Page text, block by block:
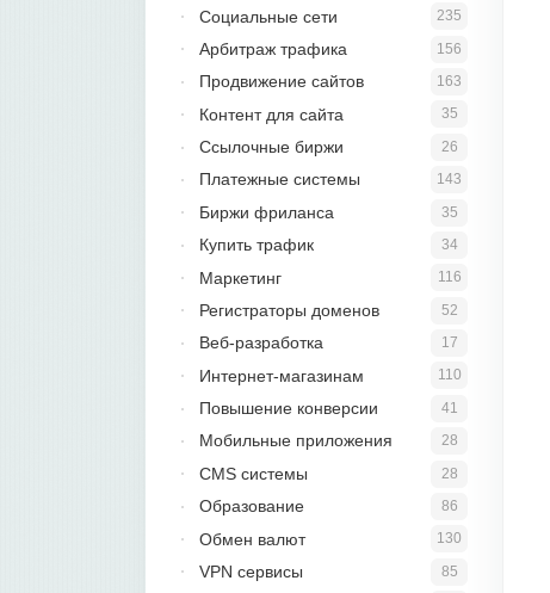
235
Социальные сети
156
Арбитраж трафика
163
Продвижение сайтов
35
Контент для сайта
26
Ссылочные биржи
143
Платежные системы
35
Биржи фриланса
34
Купить трафик
116
Маркетинг
52
Регистраторы доменов
17
Веб-разработка
110
Интернет-магазинам
41
Повышение конверсии
28
Мобильные приложения
28
CMS системы
86
Образование
130
Обмен валют
85
VPN сервисы